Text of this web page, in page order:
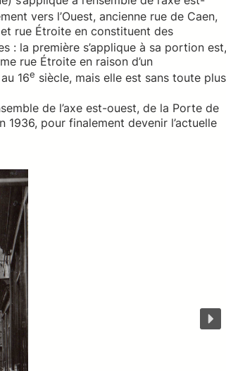
vers l’Ouest, ancienne rue de Caen,
rue Étroite en constituent des
: la première s’applique à sa portion est,
rue Étroite en raison d’un
16e siècle, mais elle est sans toute plus
de l’axe est-ouest, de la Porte de
1936, pour finalement devenir l’actuelle